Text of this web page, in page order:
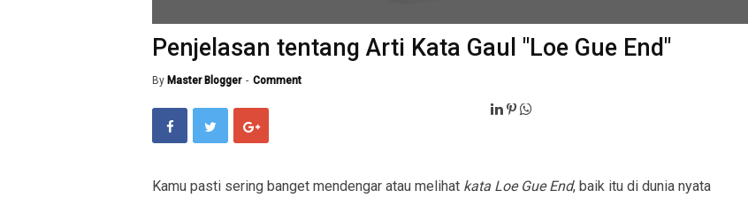
Penjelasan tentang Arti Kata Gaul "Loe Gue End"
By Master Blogger Comment
Kamu pasti sering banget mendengar atau melihat kata Loe Gue End, baik itu di dunia nyata